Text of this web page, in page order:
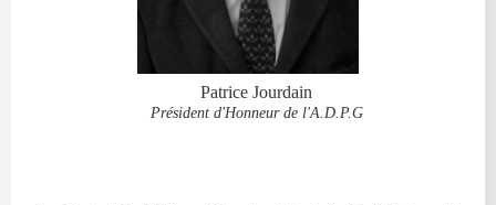
Patrice Jourdain
Président d'Honneur de l'A.D.P.G